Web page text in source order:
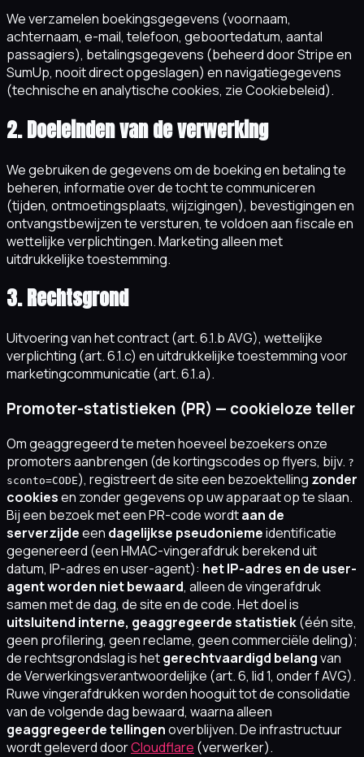
We verzamelen boekingsgegevens (voornaam,
achternaam, e-mail, telefoon, geboortedatum, aantal
passagiers), betalingsgegevens (beheerd door Stripe en
SumUp, nooit direct opgeslagen) en navigatiegegevens
(technische en analytische cookies, zie Cookiebeleid).
2. Doeleinden van de verwerking
We gebruiken de gegevens om de boeking en betaling te
beheren, informatie over de tocht te communiceren
(tijden, ontmoetingsplaats, wijzigingen), bevestigingen en
ontvangstbewijzen te versturen, te voldoen aan fiscale en
wettelijke verplichtingen. Marketing alleen met
uitdrukkelijke toestemming.
3. Rechtsgrond
Uitvoering van het contract (art. 6.1.b AVG), wettelijke
verplichting (art. 6.1.c) en uitdrukkelijke toestemming voor
marketingcommunicatie (art. 6.1.a).
Promoter-statistieken (PR) — cookieloze teller
Om geaggregeerd te meten hoeveel bezoekers onze
promoters aanbrengen (de kortingscodes op flyers, bijv. ?
sconto=CODE), registreert de site een bezoektelling zonder
cookiesen zonder gegevens op uw apparaat op te slaan.
Bij een bezoek met een PR-code wordtaan de
serverzijdeeen dagelijkse pseudoniemeidentificatie
gegenereerd (een HMAC-vingerafdruk berekend uit
datum, IP-adres en user-agent): het IP-adres en de user-
agent worden niet bewaard, alleen de vingerafdruk
samen met de dag, de site en de code. Het doel is
uitsluitend interne, geaggregeerde statistiek(één site,
geen profilering, geen reclame, geen commerciële deling);
de rechtsgrondslag is hetgerechtvaardigd belangvan
de Verwerkingsverantwoordelijke (art. 6, lid 1, onder f AVG).
Ruwe vingerafdrukken worden hooguit tot de consolidatie
van de volgende dag bewaard, waarna alleen
geaggregeerde tellingenoverblijven. De infrastructuur
wordt geleverd doorCloudflare (verwerker).